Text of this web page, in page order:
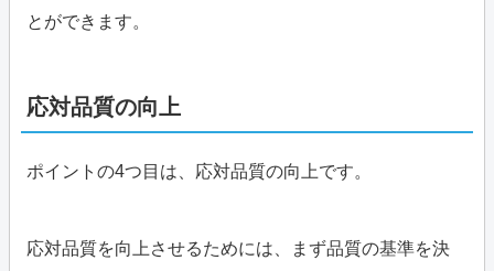
とができます。
応対品質の向上
ポイントの4つ目は、応対品質の向上です。
応対品質を向上させるためには、まず品質の基準を決